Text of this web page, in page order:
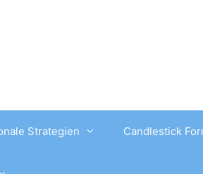
Strategien Candlestick